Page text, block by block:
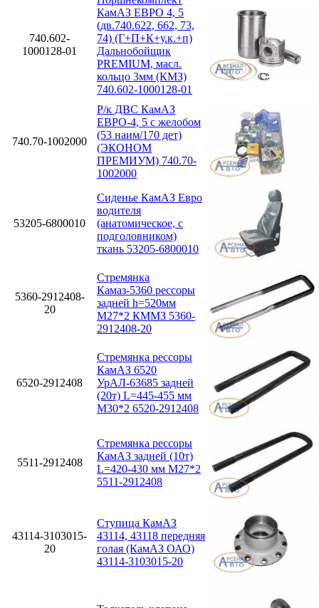
740.602-
1000128-01
КамАЗ ЕВРО 4, 5
(дв.740.622, 662, 73,
74) (Г+П+К+у.к.+п)
Дальнобойщик
PREMIUM, масл.
кольцо 3мм (КМЗ)
740.602-1000128-01
740.70-1002000
Р/к ДВС КамАЗ
ЕВРО-4, 5 с желобом
(53 наим/170 дет)
(ЭКОНОМ
ПРЕМИУМ) 740.70-
1002000
53205-6800010
Сиденье КамАЗ Евро
водителя
(анатомическое, с
подголовником)
ткань 53205-6800010
5360-2912408-
20
Стремянка
Камаз-5360 рессоры
задней h=520мм
М27*2 КММЗ 5360-
2912408-20
6520-2912408
Стремянка рессоры
КамАЗ 6520
УрАЛ-63685 задней
(20т) L=445-455 мм
М30*2 6520-2912408
5511-2912408
Стремянка рессоры
КамАЗ задней (10т)
L=420-430 мм М27*2
5511-2912408
43114-3103015-
20
Ступица КамАЗ
43114, 43118 передняя
голая (КамАЗ ОАО)
43114-3103015-20